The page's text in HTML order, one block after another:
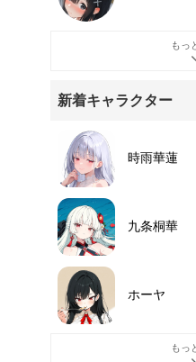
もっ
新着キャラクター
時雨華蓮
九条桐華
ホーヤ
もっ